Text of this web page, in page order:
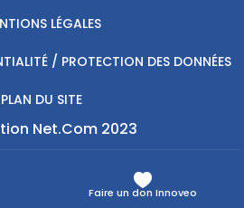
Faire un don Innoveo
Net.Com 2023
LÉGALES
/ PROTECTION DES DONNÉES
PLAN DU SITE